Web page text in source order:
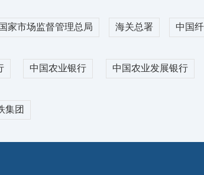
出疆棉公路运输价格指数 (2026.07.31)
出疆棉公路运输价格指数 (2026.07.30)
国家市场监督管理总局 海关总署 中国
中国农业银行 中国农业发展银行
集团